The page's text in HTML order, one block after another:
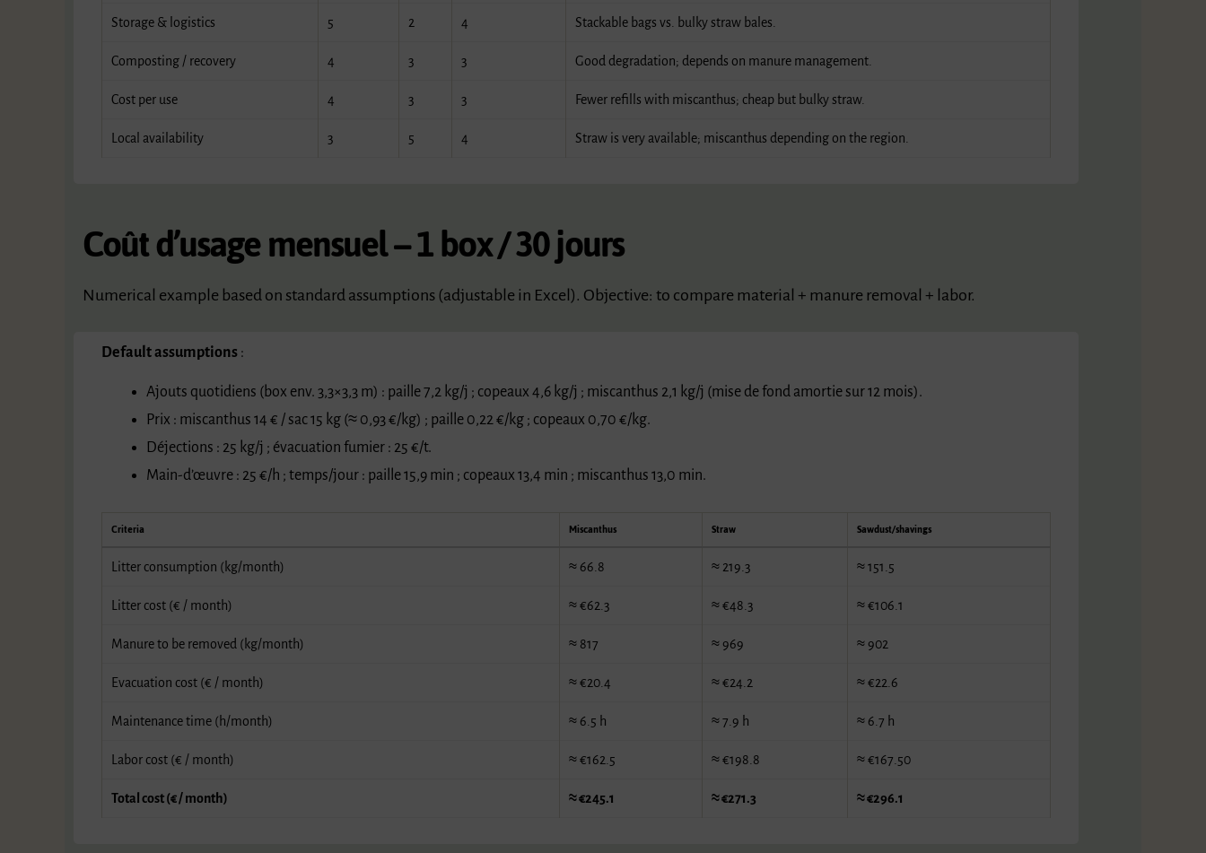
Storage & logistics 5 2 4 Stackable bags vs. bulky straw bales.
Composting / recovery 4 3 3 Good degradation; depends on manure management.
Cost per use 4 3 3 Fewer refills with miscanthus; cheap but bulky straw.
Local availability 3 5 4 Straw is very available; miscanthus depending on the region.
Coût d’usage mensuel – 1 box / 30 jours
Numerical example based on standard assumptions (adjustable in Excel). Objective: to compare material + manure removal + labor.
Default assumptions :
Ajouts quotidiens (box env. 3,3×3,3 m) : paille 7,2 kg/j ; copeaux 4,6 kg/j ; miscanthus 2,1 kg/j (mise de fond amortie sur 12 mois).
Prix : miscanthus 14 € / sac 15 kg (≈ 0,93 €/kg) ; paille 0,22 €/kg ; copeaux 0,70 €/kg.
Déjections : 25 kg/j ; évacuation fumier : 25 €/t.
Main-d’œuvre : 25 €/h ; temps/jour : paille 15,9 min ; copeaux 13,4 min ; miscanthus 13,0 min.
Criteria Miscanthus Straw Sawdust/shavings
Litter consumption (kg/month) ≈ 66.8 ≈ 219.3 ≈ 151.5
Litter cost (€ / month) ≈ €62.3 ≈ €48.3 ≈ €106.1
Manure to be removed (kg/month) ≈ 817 ≈ 969 ≈ 902
Evacuation cost (€ / month) ≈ €20.4 ≈ €24.2 ≈ €22.6
Maintenance time (h/month) ≈ 6.5 h ≈ 7.9 h ≈ 6.7 h
Labor cost (€ / month) ≈ €162.5 ≈ €198.8 ≈ €167.50
Total cost (€ / month) ≈ €245.1 ≈ €271.3 ≈ €296.1